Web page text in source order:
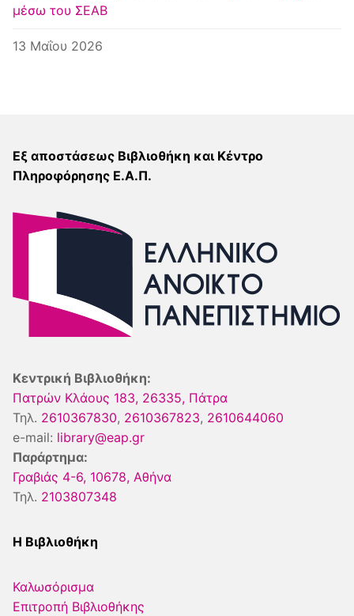
μέσω του ΣΕΑΒ
13 Μαΐου 2026
Εξ αποστάσεως Βιβλιοθήκη και Κέντρο
Πληροφόρησης Ε.Α.Π.
Κεντρική Βιβλιοθήκη:
Πατρών Κλάους 183, 26335, Πάτρα
Τηλ. 2610367830, 2610367823, 2610644060
e-mail: library@eap.gr
Παράρτημα:
Γραβιάς 4-6, 10678, Αθήνα
Τηλ. 2103807348
Η Βιβλιοθήκη
Καλωσόρισμα
Επιτροπή Βιβλιοθήκης